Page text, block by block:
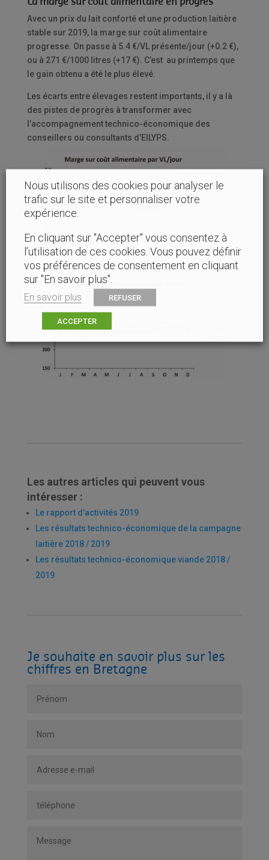
Avec un prix du lait conforté et une production laitière
stable sur 2019, la marge sur coût alimentaire
progresse. On passe à 5.4 €/VL présente/jour (+0.2 €),
ou à 271 €/1000 litres (+17 €). C’est au printemps que
le gain obtenu a été le plus élevé.
Les écarts entre élevages restent importants, il y a là
des pistes de progrès à transformer avec
l’accompagnement technico-économique des
conseillers ou consultants d’EILYPS.
Les autres articles qui peuvent vous
intéresser :
Le rapport d’activités 2019
Les résultats technico-économique de la campagne
laitière 2018 / 2019
Les résultats technico-économique viande 2018 /
2019
Je souhaite en savoir plus sur les
chiffres en Bretagne
Nous utilisons des cookies pour analyser le
trafic sur le site et personnaliser votre
expérience.
En cliquant sur "Accepter" vous consentez à
l’utilisation de ces cookies. Vous pouvez définir
vos préférences de consentement en cliquant
sur "En savoir plus".
En savoir plus REFUSER
ACCEPTER